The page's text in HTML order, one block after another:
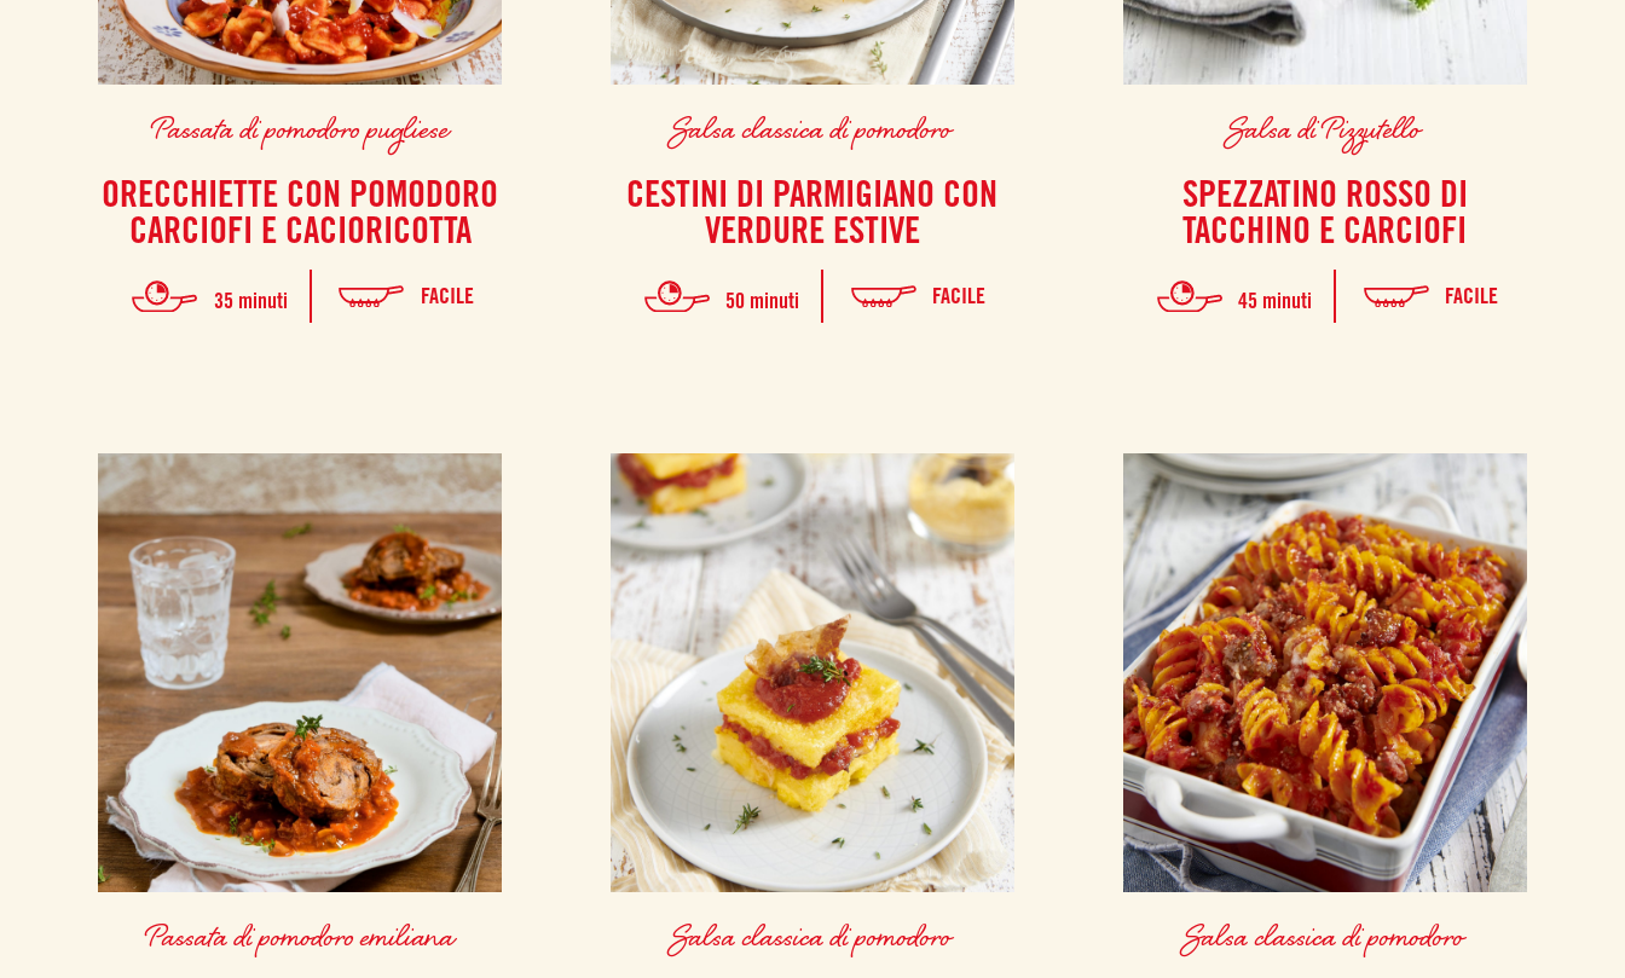
Passata di pomodoro pugliese
ORECCHIETTE CON POMODORO
CARCIOFI E CACIORICOTTA
35 minuti FACILE
Salsa classica di pomodoro
CESTINI DI PARMIGIANO CON
VERDURE ESTIVE
50 minuti FACILE
Salsa di Pizzutello
SPEZZATINO ROSSO DI
TACCHINO E CARCIOFI
45 minuti FACILE
Passata di pomodoro emiliana Salsa classica di pomodoro Salsa classica di pomodoro